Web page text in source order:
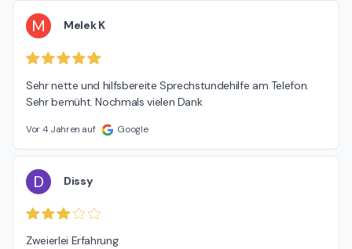
M Melek K
Sehr nette und hilfsbereite Sprechstundehilfe am Telefon.
Sehr bemüht. Nochmals vielen Dank
Vor 4 Jahren auf Google
D Dissy
Zweierlei Erfahrung